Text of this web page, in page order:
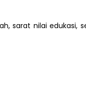
sarat nilai